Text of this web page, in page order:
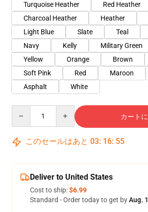
Turquoise Heather
Red Heather
Charcoal Heather
Heather
Light Blue
Slate Teal
Navy
Kelly Military Green
Yellow
Orange Brown
Soft Pink
Red Maroon
Asphalt
White
カート
このセールはあと 03: 16: 54
Deliver to United States
Cost to ship:$6.99
Standard - Order today to get byAug.